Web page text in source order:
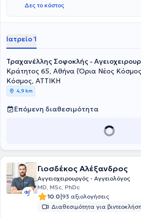
Δες το κόστος
Ιατρείο 1
Τραχανέλλης Σοφοκλής -
Κράτητος 65, Αθήνα (Όρια Νέος Κόσμος - Νέα Σμύρνη), Νέος
Κόσμος, ΑΤΤΙΚΗ
4,9 km
Επόμενη διαθεσιμότητα
Γιοσδέκος Αλέξανδρος
Αγγειοχειρουργός - Αγγειολόγος
MD, MSc, PhDc
10.0|93 αξιολογήσεις
Διαθεσιμότητα για βιντεοκλήση